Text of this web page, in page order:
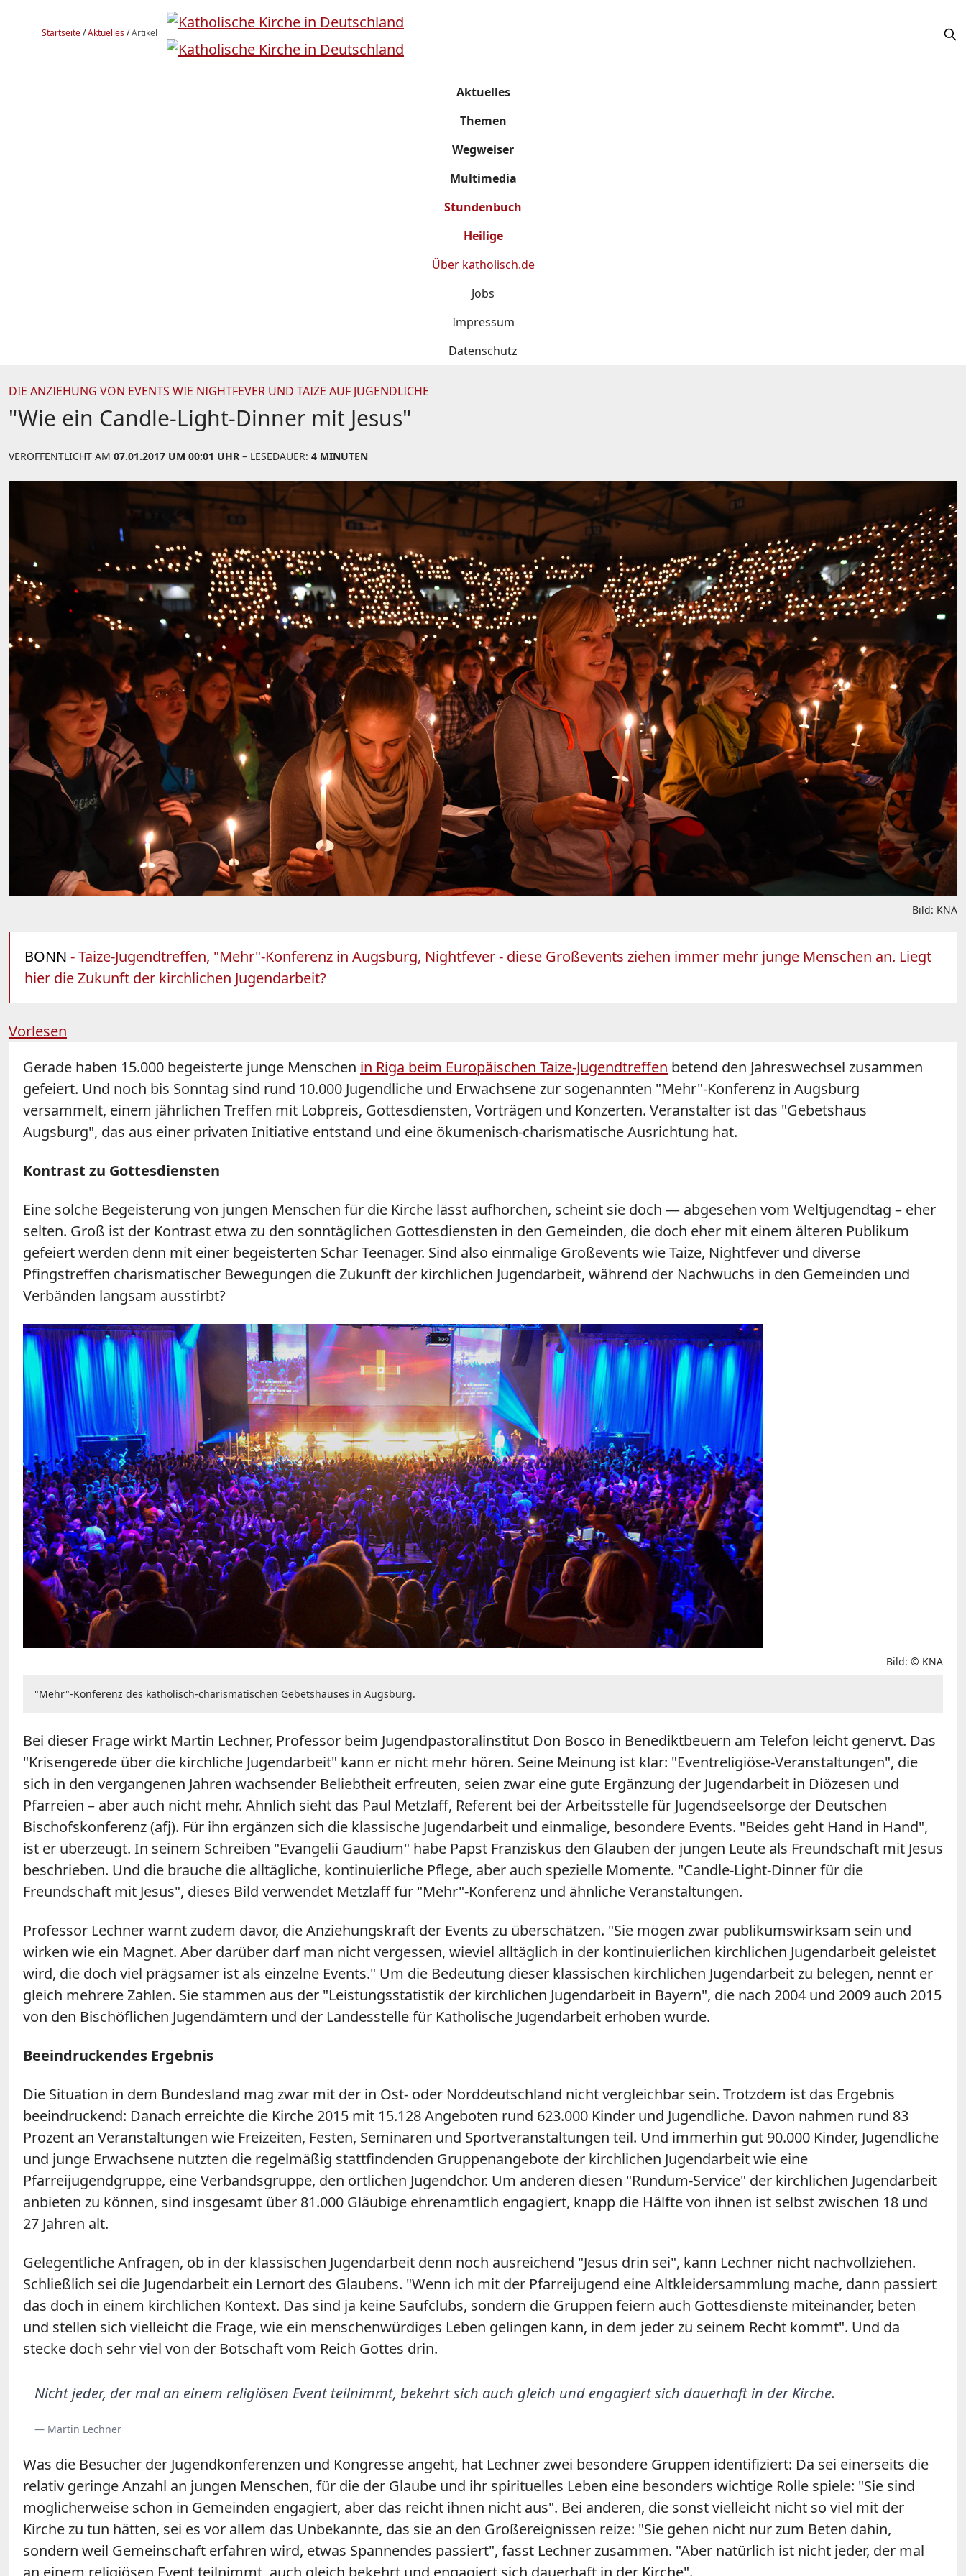
Startseite/Aktuelles/Artikel
Aktuelles
Themen
Wegweiser
Multimedia
Stundenbuch
Heilige
Über katholisch.de
Jobs
Impressum
Datenschutz
DIE ANZIEHUNG VON EVENTS WIE NIGHTFEVER UND TAIZE AUF JUGENDLICHE
"Wie ein Candle-Light-Dinner mit Jesus"
VERÖFFENTLICHT AM 07.01.2017 UM 00:01 UHR – LESEDAUER: 4 MINUTEN
Bild: KNA
BONN - Taize-Jugendtreffen, "Mehr"-Konferenz in Augsburg, Nightfever - diese Großevents ziehen immer mehr junge Menschen an. Liegt
hier die Zukunft der kirchlichen Jugendarbeit?
Vorlesen
Gerade haben 15.000 begeisterte junge Menschen in Riga beim Europäischen Taize-Jugendtreffen betend den Jahreswechsel zusammen
gefeiert. Und noch bis Sonntag sind rund 10.000 Jugendliche und Erwachsene zur sogenannten "Mehr"-Konferenz in Augsburg
versammelt, einem jährlichen Treffen mit Lobpreis, Gottesdiensten, Vorträgen und Konzerten. Veranstalter ist das "Gebetshaus
Augsburg", das aus einer privaten Initiative entstand und eine ökumenisch-charismatische Ausrichtung hat.
Kontrast zu Gottesdiensten
Eine solche Begeisterung von jungen Menschen für die Kirche lässt aufhorchen, scheint sie doch — abgesehen vom Weltjugendtag – eher
selten. Groß ist der Kontrast etwa zu den sonntäglichen Gottesdiensten in den Gemeinden, die doch eher mit einem älteren Publikum
gefeiert werden denn mit einer begeisterten Schar Teenager. Sind also einmalige Großevents wie Taize, Nightfever und diverse
Pfingstreffen charismatischer Bewegungen die Zukunft der kirchlichen Jugendarbeit, während der Nachwuchs in den Gemeinden und
Verbänden langsam ausstirbt?
Bild: © KNA
"Mehr"-Konferenz des katholisch-charismatischen Gebetshauses in Augsburg.
Bei dieser Frage wirkt Martin Lechner, Professor beim Jugendpastoralinstitut Don Bosco in Benediktbeuern am Telefon leicht genervt. Das
"Krisengerede über die kirchliche Jugendarbeit" kann er nicht mehr hören. Seine Meinung ist klar: "Eventreligiöse-Veranstaltungen", die
sich in den vergangenen Jahren wachsender Beliebtheit erfreuten, seien zwar eine gute Ergänzung der Jugendarbeit in Diözesen und
Pfarreien – aber auch nicht mehr. Ähnlich sieht das Paul Metzlaff, Referent bei der Arbeitsstelle für Jugendseelsorge der Deutschen
Bischofskonferenz (afj). Für ihn ergänzen sich die klassische Jugendarbeit und einmalige, besondere Events. "Beides geht Hand in Hand",
ist er überzeugt. In seinem Schreiben "Evangelii Gaudium" habe Papst Franziskus den Glauben der jungen Leute als Freundschaft mit Jesus
beschrieben. Und die brauche die alltägliche, kontinuierliche Pflege, aber auch spezielle Momente. "Candle-Light-Dinner für die
Freundschaft mit Jesus", dieses Bild verwendet Metzlaff für "Mehr"-Konferenz und ähnliche Veranstaltungen.
Professor Lechner warnt zudem davor, die Anziehungskraft der Events zu überschätzen. "Sie mögen zwar publikumswirksam sein und
wirken wie ein Magnet. Aber darüber darf man nicht vergessen, wieviel alltäglich in der kontinuierlichen kirchlichen Jugendarbeit geleistet
wird, die doch viel prägsamer ist als einzelne Events." Um die Bedeutung dieser klassischen kirchlichen Jugendarbeit zu belegen, nennt er
gleich mehrere Zahlen. Sie stammen aus der "Leistungsstatistik der kirchlichen Jugendarbeit in Bayern", die nach 2004 und 2009 auch 2015
von den Bischöflichen Jugendämtern und der Landesstelle für Katholische Jugendarbeit erhoben wurde.
Beeindruckendes Ergebnis
Die Situation in dem Bundesland mag zwar mit der in Ost- oder Norddeutschland nicht vergleichbar sein. Trotzdem ist das Ergebnis
beeindruckend: Danach erreichte die Kirche 2015 mit 15.128 Angeboten rund 623.000 Kinder und Jugendliche. Davon nahmen rund 83
Prozent an Veranstaltungen wie Freizeiten, Festen, Seminaren und Sportveranstaltungen teil. Und immerhin gut 90.000 Kinder, Jugendliche
und junge Erwachsene nutzten die regelmäßig stattfindenden Gruppenangebote der kirchlichen Jugendarbeit wie eine
Pfarreijugendgruppe, eine Verbandsgruppe, den örtlichen Jugendchor. Um anderen diesen "Rundum-Service" der kirchlichen Jugendarbeit
anbieten zu können, sind insgesamt über 81.000 Gläubige ehrenamtlich engagiert, knapp die Hälfte von ihnen ist selbst zwischen 18 und
27 Jahren alt.
Gelegentliche Anfragen, ob in der klassischen Jugendarbeit denn noch ausreichend "Jesus drin sei", kann Lechner nicht nachvollziehen.
Schließlich sei die Jugendarbeit ein Lernort des Glaubens. "Wenn ich mit der Pfarreijugend eine Altkleidersammlung mache, dann passiert
das doch in einem kirchlichen Kontext. Das sind ja keine Saufclubs, sondern die Gruppen feiern auch Gottesdienste miteinander, beten
und stellen sich vielleicht die Frage, wie ein menschenwürdiges Leben gelingen kann, in dem jeder zu seinem Recht kommt". Und da
stecke doch sehr viel von der Botschaft vom Reich Gottes drin.
Nicht jeder, der mal an einem religiösen Event teilnimmt, bekehrt sich auch gleich und engagiert sich dauerhaft in der Kirche.
— Martin Lechner
Was die Besucher der Jugendkonferenzen und Kongresse angeht, hat Lechner zwei besondere Gruppen identifiziert: Da sei einerseits die
relativ geringe Anzahl an jungen Menschen, für die der Glaube und ihr spirituelles Leben eine besonders wichtige Rolle spiele: "Sie sind
möglicherweise schon in Gemeinden engagiert, aber das reicht ihnen nicht aus". Bei anderen, die sonst vielleicht nicht so viel mit der
Kirche zu tun hätten, sei es vor allem das Unbekannte, das sie an den Großereignissen reize: "Sie gehen nicht nur zum Beten dahin,
sondern weil Gemeinschaft erfahren wird, etwas Spannendes passiert", fasst Lechner zusammen. "Aber natürlich ist nicht jeder, der mal
an einem religiösen Event teilnimmt, auch gleich bekehrt und engagiert sich dauerhaft in der Kirche".